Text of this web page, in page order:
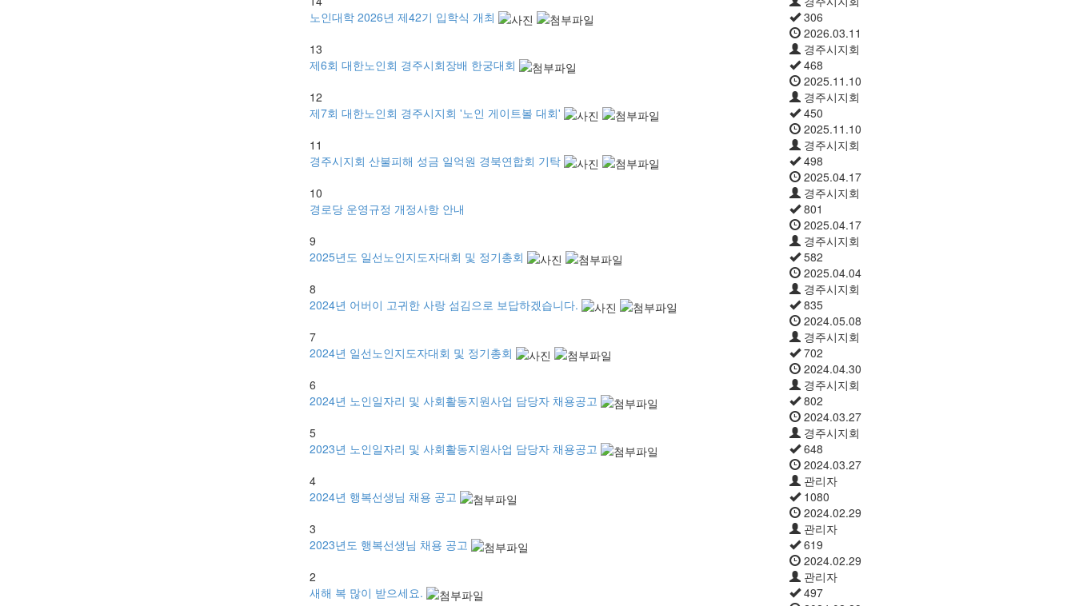
노인대학 2026년 제42기 입학식 개최
306
2026.03.11
13
제6회 대한노인회 경주시회장배 한궁대회
경주시지회
468
2025.11.10
12
제7회 대한노인회 경주시지회 '노인 게이트볼 대회'
경주시지회
450
2025.11.10
11
경주시지회 산불피해 성금 일억원 경북연합회 기탁
경주시지회
498
2025.04.17
10
경로당 운영규정 개정사항 안내
경주시지회
801
2025.04.17
9
2025년도 일선노인지도자대회 및 정기총회
경주시지회
582
2025.04.04
8
2024년 어버이 고귀한 사랑 섬김으로 보답하겠습니다.
경주시지회
835
2024.05.08
7
2024년 일선노인지도자대회 및 정기총회
경주시지회
702
2024.04.30
6
2024년 노인일자리 및 사회활동지원사업 담당자 채용공고
경주시지회
802
2024.03.27
5
2023년 노인일자리 및 사회활동지원사업 담당자 채용공고
경주시지회
648
2024.03.27
4
2024년 행복선생님 채용 공고
관리자
1080
2024.02.29
3
2023년도 행복선생님 채용 공고
관리자
619
2024.02.29
2
새해 복 많이 받으세요.
관리자
497